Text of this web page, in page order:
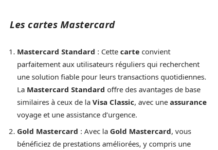
Les cartes Mastercard
Mastercard Standard : Cette carte convient
parfaitement aux utilisateurs réguliers qui recherchent
une solution fiable pour leurs transactions quotidiennes.
La Mastercard Standard offre des avantages de base
similaires à ceux de la Visa Classic, avec une assurance
voyage et une assistance d’urgence.
Gold Mastercard : Avec la Gold Mastercard, vous
bénéficiez de prestations améliorées, y compris une